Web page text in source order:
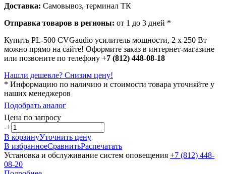
Доставка: Самовывоз, терминал ТК
Отправка товаров в регионы: от 1 до 3 дней *
Купить PL-500 CVGaudio усилитель мощности, 2 х 250 Вт
можно прямо на сайте! Оформите заказ в интернет-магазине
или позвоните по телефону +7 (812) 448-08-18
Нашли дешевле? Снизим цену!
* Информацию по наличию и стоимости товара уточняйте у
наших менеджеров
Подобрать аналог
Цена по запросу
-+
В корзинуУточнить цену
В избранноеСравнитьРаспечатать
Установка и обслуживание систем оповещения +7 (812) 448-
08-20